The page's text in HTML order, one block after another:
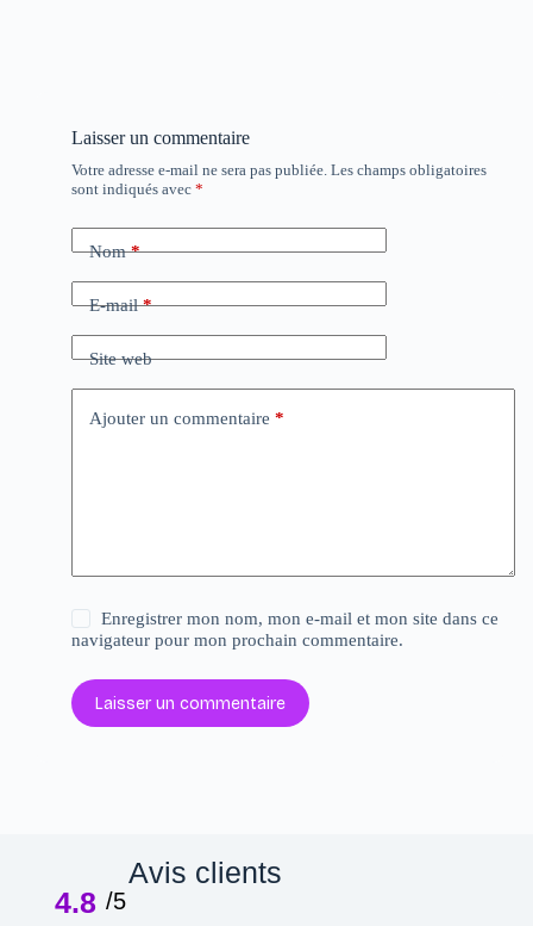
Laisser un commentaire
Votre adresse e-mail ne sera pas publiée. Les champs obligatoires
sont indiqués avec *
Nom*
E-mail*
Site web
Ajouter un commentaire *
Enregistrer mon nom, mon e-mail et mon site dans ce
navigateur pour mon prochain commentaire.
Laisser un commentaire
Avis clients
4.8 /5